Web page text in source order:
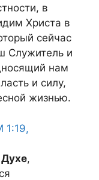
в
Христа в
сейчас
Служитель и
нам
и силу,
жизнью.
Духе,